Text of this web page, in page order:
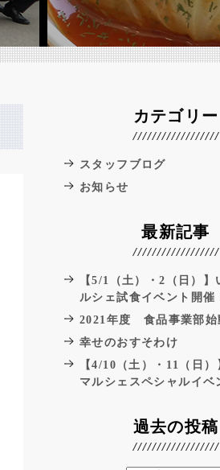
カテゴリー
スタッフブログ
お知らせ
最新記事
【5/1（土）・2（日）】
ルシェ試食イベント開催
2021年度 食品事業部
幸せのおすそわけ
【4/10（土）・11（日）
マルシェスペシャルイベ
過去の投稿